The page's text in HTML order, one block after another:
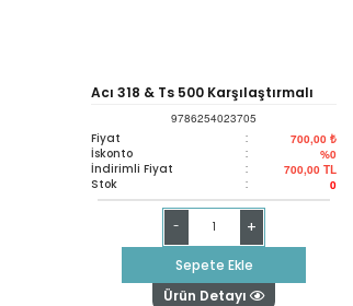
Acı 318 & Ts 500 Karşılaştırmalı
Betonarme
9786254023705
Fiyat : 700,00 ₺
İskonto : %0
İndirimli Fiyat : 700,00 TL
Stok : 0
- +
Sepete Ekle
Ürün Detayı